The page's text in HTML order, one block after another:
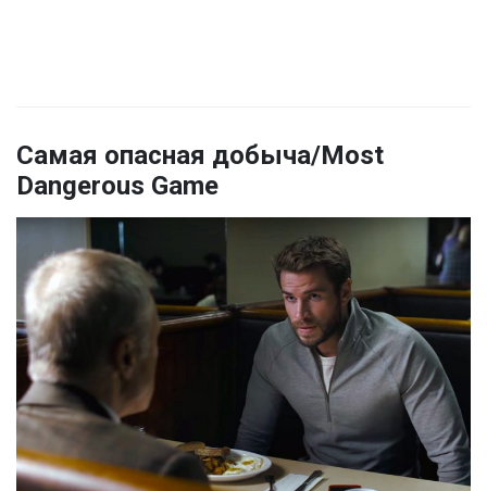
Самая опасная добыча/Most
Dangerous Game